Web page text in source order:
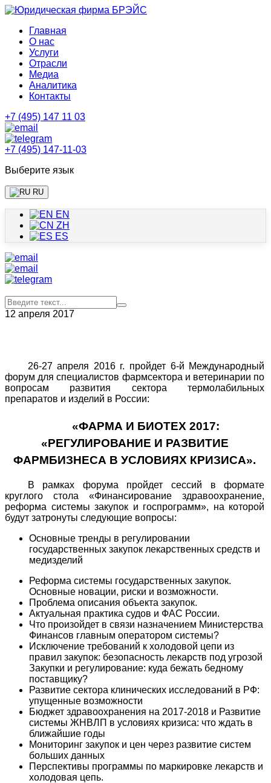
Главная
О нас
Услуги
Отрасли
Медиа
Аналитика
Контакты
+7 (495) 147 11 03
+7 (495) 147-11-03
Выберите язык
RU
EN
ZH
ES
12 апреля 2017
26-27 апреля 2016 г. пройдет 6-й Международный
форум для специалистов фармсектора и ветеринарии по
вопросам развития сектора термолабильных
препаратов и изделий в России:
«ФАРМА И БИОТЕХ 2017:
«РЕГУЛИРОВАНИЕ И РАЗВИТИЕ
ФАРМБИЗНЕСА В УСЛОВИЯХ КРИЗИСА».
В рамках форума пройдет сессий в формате
круглого стола «Финансирование здравоохранение,
реформа системы закупок и госпрограмм», на которой
будут затронуты следующие вопросы:
Основные тренды в регулировании
государственных закупок лекарственных средств и
медизделий
Реформа системы государственных закупок.
Основные новации, риски и возможности.
Проблема описания объекта закупок.
Актуальная практика судов и ФАС России.
Что произойдет в связи назначением Министерства
Финансов главным оператором системы?
Исключение требований к холодовой цепи из
правил закупок: безопасность лекарств под угрозой
Закупки и регулирование: куда бежать бедному
поставщику?
Развитие сектора клинических исследований в РФ:
упущенные возможности
Бюджет здравоохранения на 2017-2018 и Развитие
системы ЖНВЛП в условиях кризиса: что ждать в
ближайшие годы
Мониторинг закупок и цен через развитие систем
больших данных
Перспективы программы по маркировке лекарств и
холодовая цепь.